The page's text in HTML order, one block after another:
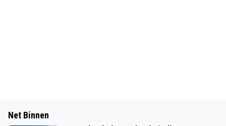
Net Binnen